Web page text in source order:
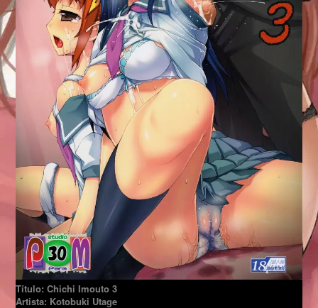
Título: Chichi Imouto 3
Artista: Kotobuki Utage